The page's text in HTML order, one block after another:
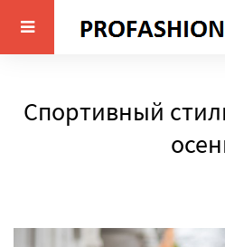
Спортивный